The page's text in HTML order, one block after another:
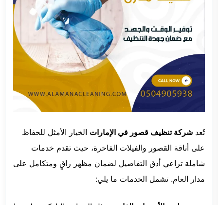
تُعد شركة تنظيف قصور في الإمارات الخيار الأمثل للحفاظ
على أناقة القصور والفيلات الفاخرة، حيث تقدم خدمات
شاملة تراعي أدق التفاصيل لضمان مظهر راقٍ ومتكامل على
مدار العام. تشمل الخدمات ما يلي: